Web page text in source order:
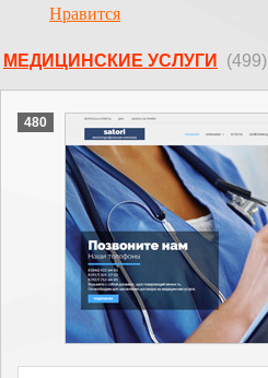
Нравится
МЕДИЦИНСКИЕ УСЛУГИ (499)
480